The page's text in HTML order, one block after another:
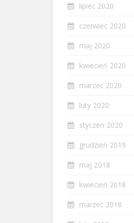
lipiec 2020
czerwiec 2020
maj 2020
kwiecień 2020
marzec 2020
luty 2020
styczeń 2020
grudzień 2019
maj 2018
kwiecień 2018
marzec 2018